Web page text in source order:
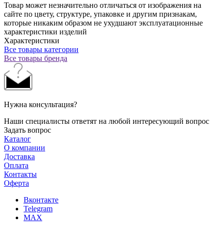
Товар может незначительно отличаться от изображения на
сайте по цвету, структуре, упаковке и другим признакам,
которые никаким образом не ухудшают эксплуатационные
характеристики изделий
Характеристики
Все товары категории
Все товары бренда
Нужна консультация?
Наши специалисты ответят на любой интересующий вопрос
Задать вопрос
Каталог
О компании
Доставка
Оплата
Контакты
Оферта
Вконтакте
Telegram
MAX